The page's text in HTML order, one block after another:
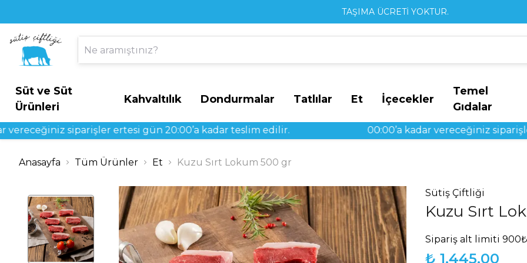
TAŞIMA ÜCRETİ YOKTUR.
Süt ve Süt
Ürünleri
Kahvaltılık Dondurmalar Tatlılar Et İçecekler
Temel
Gıdalar
siparişler ertesi gün 20:00’a kadar teslim edilir. 00:00’a kadar vereceğiniz siparişler ertesi
Anasayfa Tüm Ürünler Et Kuzu Sırt Lokum 500 gr
Sütiş Çiftliği
Kuzu Sırt
Sipariş alt limiti
₺ 1,445.00